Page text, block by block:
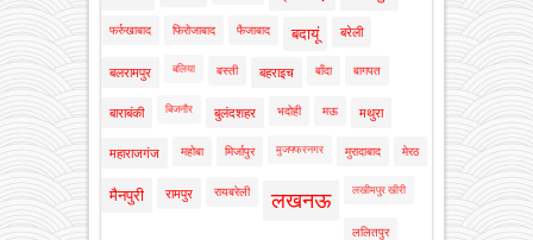
फर्रुखाबाद फिरोजाबाद फैजाबाद बदायूं बरेली
बलरामपुर बलिया बस्ती बहराइच बाँदा बागपत
बाराबंकी बिजनौर बुलंदशहर भदोही मऊ मथुरा
महाराजगंज महोबा मिर्जापुर मुजफ्फरनगर मुरादाबाद मेरठ
मैनपुरी रामपुर रायबरेली लखनऊ लखीमपुर खीरी
ललितपुर